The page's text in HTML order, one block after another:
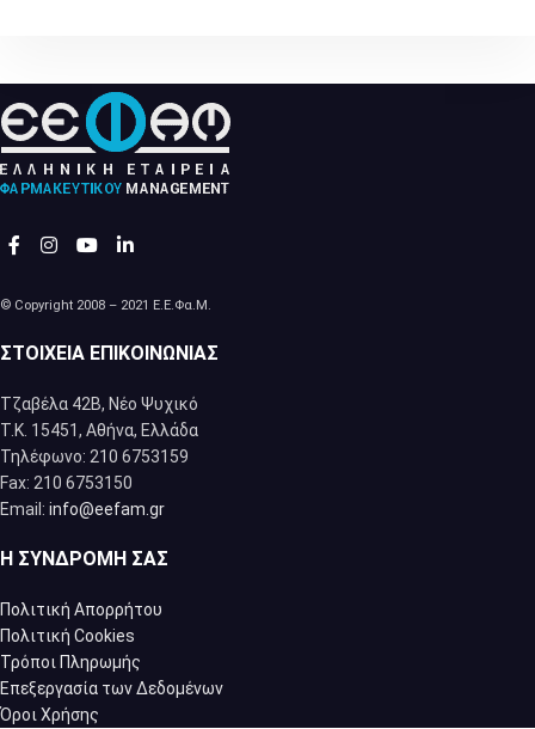
© Copyright 2008 – 2021 Ε.Ε.Φα.Μ.
ΣΤΟΙΧΕΊΑ ΕΠΙΚΟΙΝΩΝΊΑΣ
Τζαβέλα 42Β, Νέο Ψυχικό
Τ.Κ. 15451, Αθήνα, Eλλάδα
Τηλέφωνο: 210 6753159
Fax: 210 6753150
Email: info@eefam.gr
Η ΣΥΝΔΡΟΜΉ ΣΑΣ
Πολιτική Απορρήτου
Πολιτική Cookies
Τρόποι Πληρωμής
Επεξεργασία των Δεδομένων
Όροι Χρήσης